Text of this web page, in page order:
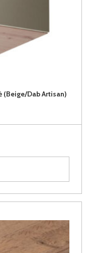
(Beige/Dab Artisan)